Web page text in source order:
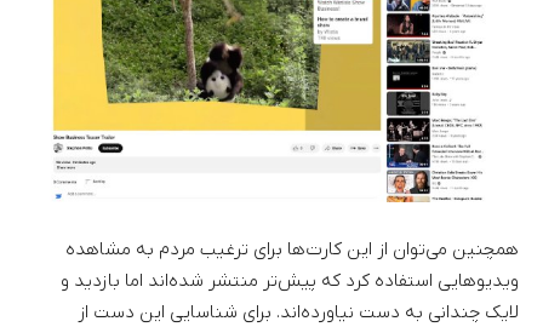
همچنین می‌توان از این کارت‌ها برای ترغیب مردم به مشاهده
ویدیوهایی استفاده کرد که پیش‌تر منتشر شده‌اند اما بازدید و
لایک چندانی به دست نیاورده‌اند. برای شناسایی این دست از